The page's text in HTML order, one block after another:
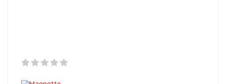
Оплачивайте сегодня только